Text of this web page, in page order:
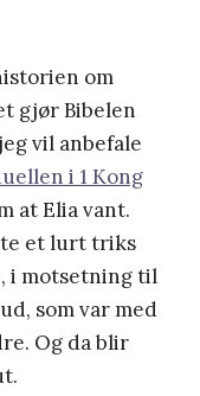
om
gjør Bibelen
vil anbefale
i 1 Kong
at Elia vant.
et lurt triks
i motsetning til
som var med
Og da blir